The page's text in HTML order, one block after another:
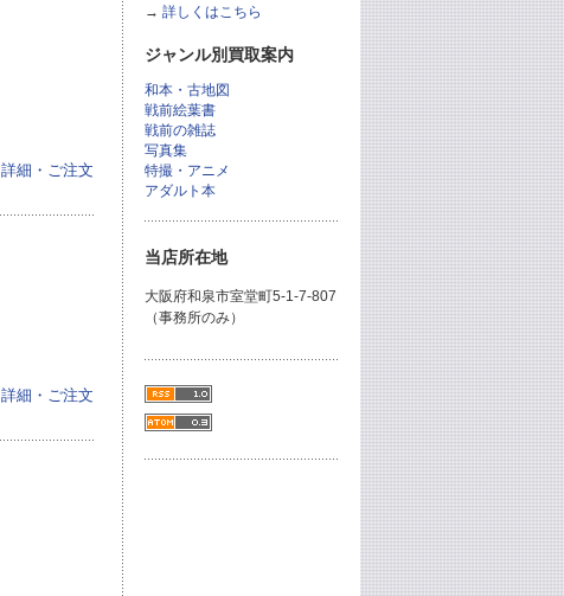
詳細・ご注文
詳細・ご注文
→ 詳しくはこちら
ジャンル別買取案内
和本・古地図
戦前絵葉書
戦前の雑誌
写真集
特撮・アニメ
アダルト本
当店所在地
大阪府和泉市室堂町5-1-7-807
（事務所のみ）